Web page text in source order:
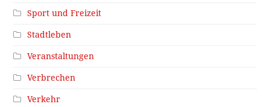
Sport und Freizeit
Stadtleben
Veranstaltungen
Verbrechen
Verkehr